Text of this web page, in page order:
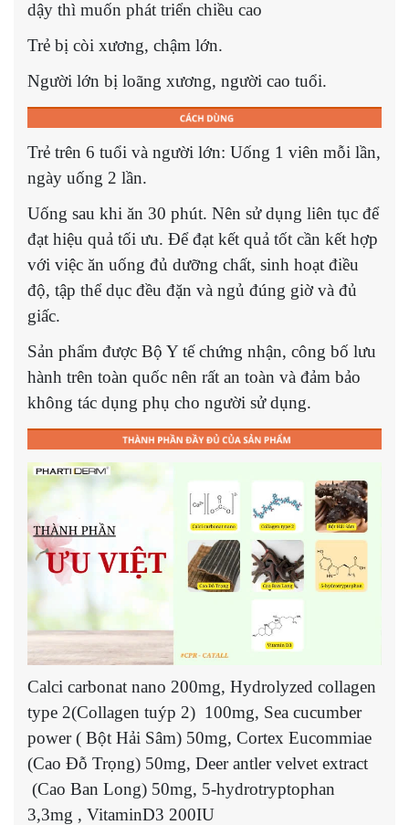
dậy thì muốn phát triển chiều cao
Trẻ bị còi xương, chậm lớn.
Người lớn bị loãng xương, người cao tuổi.
Trẻ trên 6 tuổi và người lớn: Uống 1 viên mỗi lần,
ngày uống 2 lần.
Uống sau khi ăn 30 phút. Nên sử dụng liên tục để
đạt hiệu quả tối ưu. Để đạt kết quả tốt cần kết hợp
với việc ăn uống đủ dưỡng chất, sinh hoạt điều
độ, tập thể dục đều đặn và ngủ đúng giờ và đủ
giấc.
Sản phẩm được Bộ Y tế chứng nhận, công bố lưu
hành trên toàn quốc nên rất an toàn và đảm bảo
không tác dụng phụ cho người sử dụng.
Calci carbonat nano 200mg, Hydrolyzed collagen
type 2(Collagen tuýp 2) 100mg, Sea cucumber
power ( Bột Hải Sâm) 50mg, Cortex Eucommiae
(Cao Đỗ Trọng) 50mg, Deer antler velvet extract
(Cao Ban Long) 50mg, 5-hydrotryptophan
3,3mg , VitaminD3 200IU